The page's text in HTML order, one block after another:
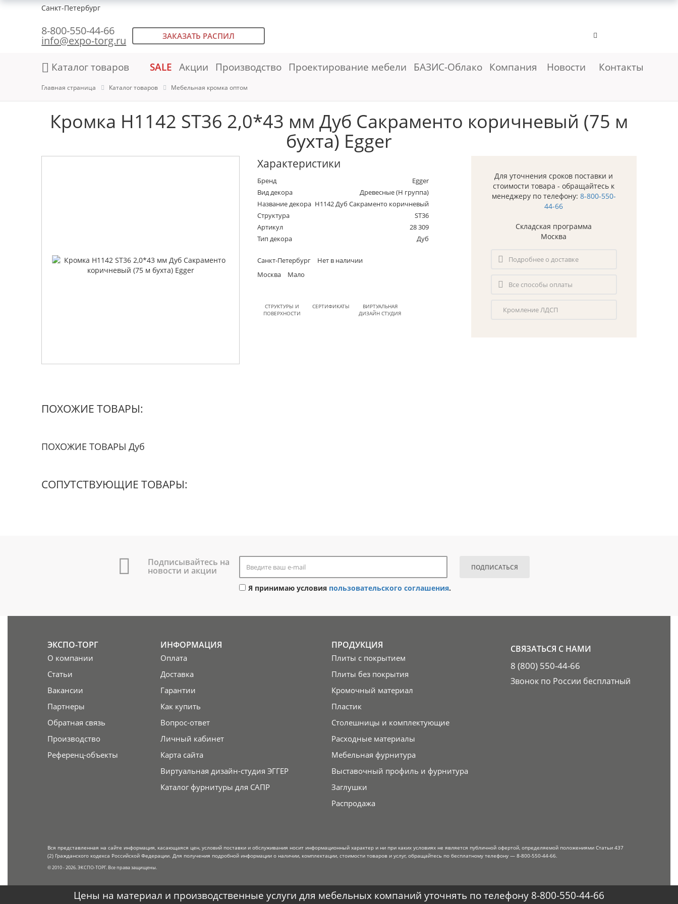
Санкт-Петербург
8-800-550-44-66
info@expo-torg.ru ЗАКАЗАТЬ РАСПИЛ
Каталог товаров SALE Акции Производство Проектирование мебели БАЗИС-Облако Компания Новости Контакты
Главная страница Каталог товаров Мебельная кромка оптом
Кромка H1142 ST36 2,0*43 мм Дуб Сакраменто коричневый (75 м
бухта) Egger
Характеристики
Бренд
Egger
Вид декора
Древесные (Н группа)
Название декора H1142 Дуб Сакраменто коричневый
Структура
ST36
Артикул
28 309
Тип декора
Дуб
Санкт-Петербург
Нет в наличии
Москва
Мало
СТРУКТУРЫ И
ПОВЕРХНОСТИ
СЕРТИФИКАТЫ
ВИРТУАЛЬНАЯ
ДИЗАЙН СТУДИЯ
Для уточнения сроков поставки и
стоимости товара - обращайтесь к
менеджеру по телефону: 8-800-550-
44-66
Складская программа
Москва
Подробнее о доставке
Все способы оплаты
Кромление ЛДСП
ПОХОЖИЕ ТОВАРЫ:
ПОХОЖИЕ ТОВАРЫ Дуб
СОПУТСТВУЮЩИЕ ТОВАРЫ:
Подписывайтесь на
новости и акции ПОДПИСАТЬСЯ
Я принимаю условия пользовательского соглашения.
ЭКСПО-ТОРГ
О компании
Статьи
Вакансии
Партнеры
Обратная связь
Производство
Референц-объекты
ИНФОРМАЦИЯ
Оплата
Доставка
Гарантии
Как купить
Вопрос-ответ
Личный кабинет
Карта сайта
Виртуальная дизайн-студия ЭГГЕР
Каталог фурнитуры для САПР
ПРОДУКЦИЯ
Плиты с покрытием
Плиты без покрытия
Кромочный материал
Пластик
Столешницы и комплектующие
Расходные материалы
Мебельная фурнитура
Выставочный профиль и фурнитура
Заглушки
Распродажа
СВЯЗАТЬСЯ С НАМИ
8 (800) 550-44-66
Звонок по России бесплатный
Вся представленная на сайте информация, касающаяся цен, условий поставки и обслуживания носит информационный характер и ни при каких условиях не является публичной офертой, определяемой положениями Статьи 437
(2) Гражданского кодекса Российской Федерации. Для получения подробной информации о наличии, комплектации, стоимости товаров и услуг, обращайтесь по бесплатному телефону — 8-800-550-44-66.
© 2010 - 2026. ЭКСПО-ТОРГ. Все права защищены.
Цены на материал и производственные услуги для мебельных компаний уточнять по телефону 8-800-550-44-66